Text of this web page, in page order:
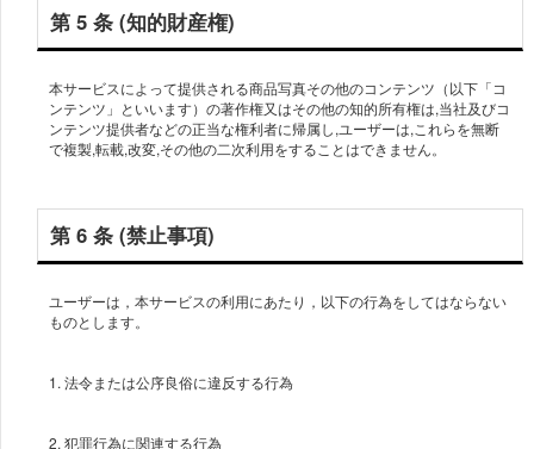
第 5 条 (知的財産権)
本サービスによって提供される商品写真その他のコンテンツ（以下「コ
ンテンツ」といいます）の著作権又はその他の知的所有権は,当社及びコ
ンテンツ提供者などの正当な権利者に帰属し,ユーザーは,これらを無断
で複製,転載,改変,その他の二次利用をすることはできません。
第 6 条 (禁止事項)
ユーザーは，本サービスの利用にあたり，以下の行為をしてはならない